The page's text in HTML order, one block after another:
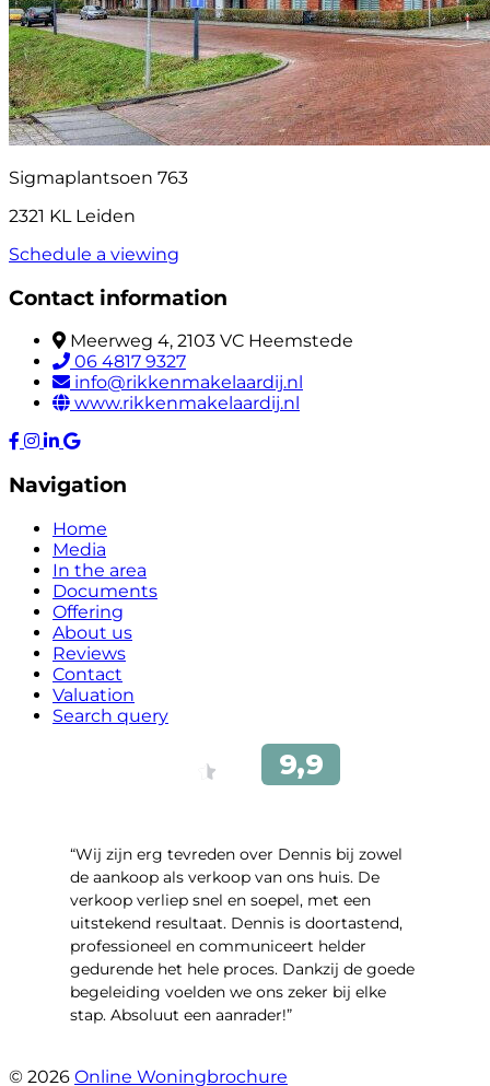
Sigmaplantsoen 763
2321 KL Leiden
Schedule a viewing
Contact information
Meerweg 4, 2103 VC Heemstede
06 4817 9327
info@rikkenmakelaardij.nl
www.rikkenmakelaardij.nl
Navigation
Home
Media
In the area
Documents
Offering
About us
Reviews
Contact
Valuation
Search query
“Wij zijn erg tevreden over Dennis bij zowel
de aankoop als verkoop van ons huis. De
verkoop verliep snel en soepel, met een
uitstekend resultaat. Dennis is doortastend,
professioneel en communiceert helder
gedurende het hele proces. Dankzij de goede
begeleiding voelden we ons zeker bij elke
stap. Absoluut een aanrader!”
© 2026 Online Woningbrochure